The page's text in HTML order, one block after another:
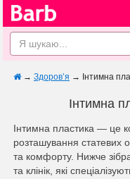
→ Здоров’я → Інтимна
Інтимна
Інтимна пластика — це
розташування статевих
та комфорту. Нижче
та клінік, які